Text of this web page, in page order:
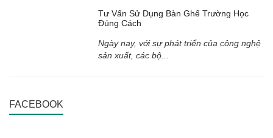
Tư Vấn Sử Dụng Bàn Ghế Trường Học
Đúng Cách
Ngày nay, với sự phát triển của công nghệ
sản xuất, các bộ...
FACEBOOK